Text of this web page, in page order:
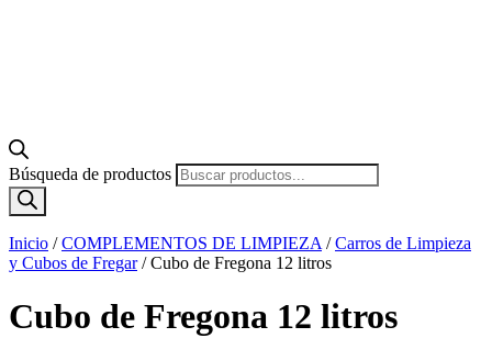
Búsqueda de productos
Inicio /COMPLEMENTOS DE LIMPIEZA /Carros de Limpieza
y Cubos de Fregar/Cubo de Fregona 12 litros
Cubo de Fregona 12 litros